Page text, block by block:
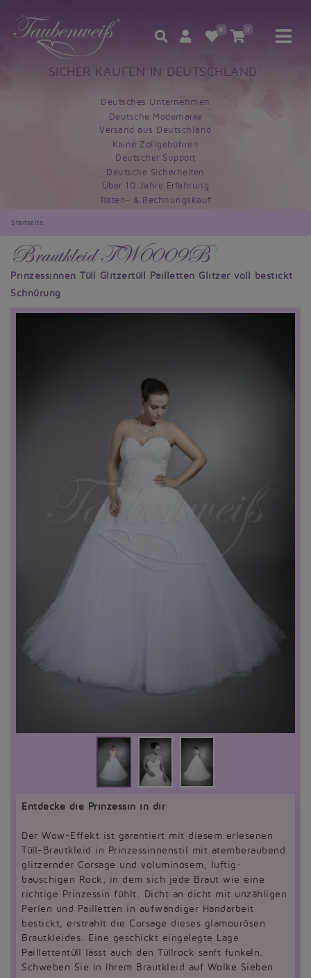
0 0
SICHER KAUFEN IN DEUTSCHLAND:
Deutsches Unternehmen
Deutsche Modemarke
Versand aus Deutschland
Keine Zollgebühren
Deutscher Support
Deutsche Sicherheiten
Über 10 Jahre Erfahrung
Raten- & Rechnungskauf
Startseite
Brautkleid TW0009B
Prinzessinnen Tüll Glitzertüll Pailletten Glitzer voll bestickt
Schnürung
Entdecke die Prinzessin in dir
Der Wow-Effekt ist garantiert mit diesem erlesenen
Tüll-Brautkleid in Prinzessinnenstil mit atemberaubend
glitzernder Corsage und voluminösem, luftig-
bauschigen Rock, in dem sich jede Braut wie eine
richtige Prinzessin fühlt. Dicht an dicht mit unzähligen
Perlen und Pailletten in aufwändiger Handarbeit
bestickt, erstrahlt die Corsage dieses glamourösen
Brautkleides. Eine geschickt eingelegte Lage
Paillettentüll lässt auch den Tüllrock sanft funkeln.
Schweben Sie in Ihrem Brautkleid auf Wolke Sieben